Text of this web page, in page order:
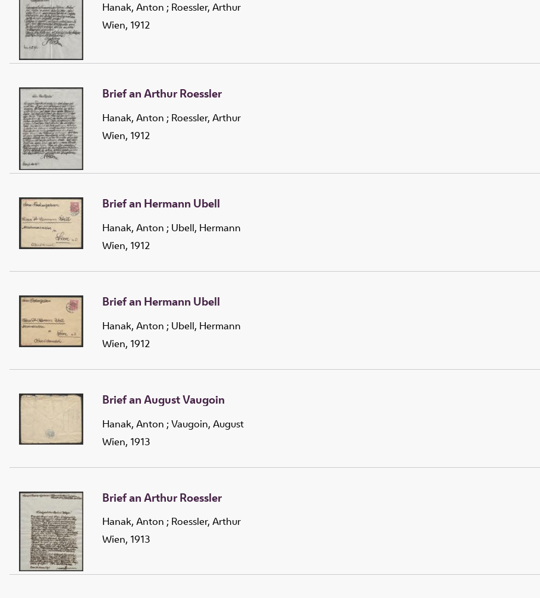
Hanak, Anton ; Roessler, Arthur
Wien, 1912
Brief an Arthur Roessler
Hanak, Anton ; Roessler, Arthur
Wien, 1912
Brief an Hermann Ubell
Hanak, Anton ; Ubell, Hermann
Wien, 1912
Brief an Hermann Ubell
Hanak, Anton ; Ubell, Hermann
Wien, 1912
Brief an August Vaugoin
Hanak, Anton ; Vaugoin, August
Wien, 1913
Brief an Arthur Roessler
Hanak, Anton ; Roessler, Arthur
Wien, 1913